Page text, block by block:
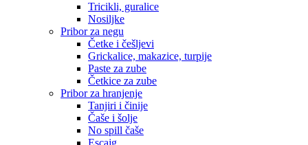
Tricikli, guralice
Nosiljke
Pribor za negu
Četke i češljevi
Grickalice, makazice, turpije
Paste za zube
Četkice za zube
Pribor za hranjenje
Tanjiri i činije
Čaše i šolje
No spill čaše
Escajg